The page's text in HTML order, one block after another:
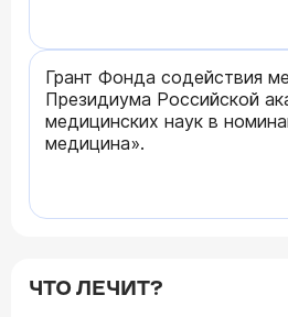
Грант Фонда содействия
Президиума Российской
медицинских наук в
медицина».
ЧТО ЛЕЧИТ?